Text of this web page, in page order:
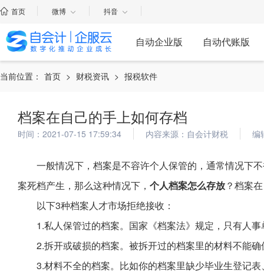
首页 微博 抖音
自动企业版 自动代账版
当前位置： 首页 > 财税资讯 > 报税软件
档案在自己的手上如何存档
时间：2021-07-15 17:59:34 内容来源：自会计财税 编
一般情况下，档案是不容许个人保管的，通常情况下
案死档产生，那么这种情况下， 个人档案怎么存放？档案
以下3种档案人才市场拒绝接收：
1.私人保管过的档案。国家《档案法》规定，只有人
2.拆开或破损的档案。被拆开过的档案里的材料不能
3.材料不全的档案。比如你的档案里缺少毕业生登记